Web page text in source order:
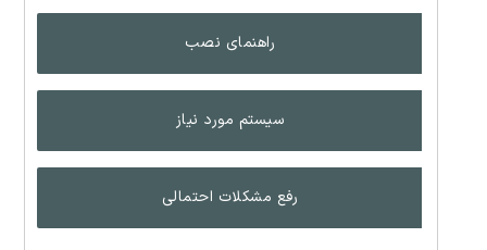
راهنمای نصب
سیستم مورد نیاز
رفع مشکلات احتمالی